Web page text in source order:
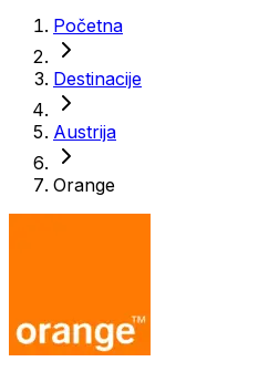
Početna
Destinacije
Austrija
Orange